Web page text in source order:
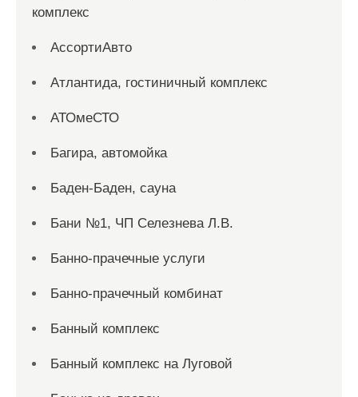
комплекс
АссортиАвто
Атлантида, гостиничный комплекс
АТОмеСТО
Багира, автомойка
Баден-Баден, сауна
Бани №1, ЧП Селезнева Л.В.
Банно-прачечные услуги
Банно-прачечный комбинат
Банный комплекс
Банный комплекс на Луговой